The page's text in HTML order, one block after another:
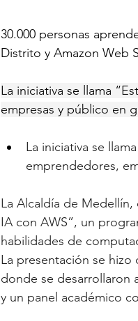
30.000 personas
Distrito y Amazon Web
La iniciativa se llama
empresas y público en
La iniciativa se
emprendedores,
La Alcaldía de
IA con AWS”, un
habilidades de
La presentación se hizo
donde se desarrollaron
y un panel académico